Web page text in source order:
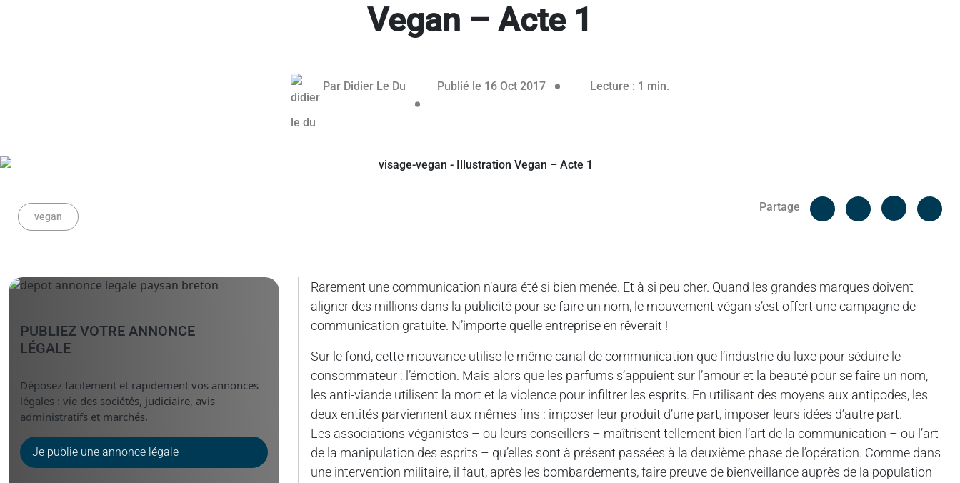
Vegan – Acte 1
Par Didier Le Du Publié le 16 Oct 2017 Lecture : 1 min.
vegan
Partage
Facebook
Rarement une communication n’aura été si bien menée. Et à si peu cher. Quand les grandes marques doivent
aligner des millions dans la publicité pour se faire un nom, le mouvement végan s’est offert une campagne de
communication gratuite. N’importe quelle entreprise en rêverait !
Sur le fond, cette mouvance utilise le même canal de communication que l’industrie du luxe pour séduire le
consommateur : l’émotion. Mais alors que les parfums s’appuient sur l’amour et la beauté pour se faire un nom,
les anti-viande utilisent la mort et la violence pour infiltrer les esprits. En utilisant des moyens aux antipodes, les
deux entités parviennent aux mêmes fins : imposer leur produit d’une part, imposer leurs idées d’autre part.
Les associations véganistes – ou leurs conseillers – maîtrisent tellement bien l’art de la communication – ou l’art
de la manipulation des esprits – qu’elles sont à présent passées à la deuxième phase de l’opération. Comme dans
une intervention militaire, il faut, après les bombardements, faire preuve de bienveillance auprès de la population
PUBLIEZ VOTRE ANNONCE
LÉGALE
Déposez facilement et rapidement vos annonces
légales : vie des sociétés, judiciaire, avis
administratifs et marchés.
Je publie une annonce légale